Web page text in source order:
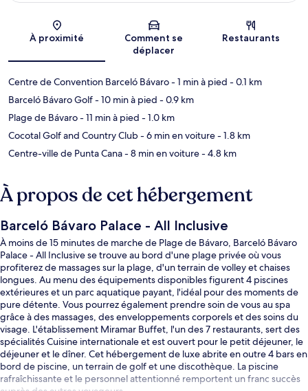
À proximité
Comment se
déplacer
Restaurants
Centre de Convention Barceló Bávaro- 1 min à pied - 0.1 km
Barceló Bávaro Golf- 10 min à pied - 0.9 km
Plage de Bávaro- 11 min à pied - 1.0 km
Cocotal Golf and Country Club- 6 min en voiture- 1.8 km
Centre-ville de Punta Cana- 8 min en voiture- 4.8 km
À propos de cet hébergement
Barceló Bávaro Palace - All Inclusive
À moins de 15 minutes de marche de Plage de Bávaro, Barceló Bávaro
Palace - All Inclusive se trouve au bord d'une plage privée où vous
profiterez de massages sur la plage, d'un terrain de volley et chaises
longues. Au menu des équipements disponibles figurent 4 piscines
extérieures et un parc aquatique payant, l'idéal pour des moments de
pure détente. Vous pourrez également prendre soin de vous au spa
grâce à des massages, des enveloppements corporels et des soins du
visage. L'établissement Miramar Buffet, l'un des 7 restaurants, sert des
spécialités Cuisine internationale et est ouvert pour le petit déjeuner, le
déjeuner et le dîner. Cet hébergement de luxe abrite en outre 4 bars en
bord de piscine, un terrain de golf et une discothèque. La piscine
rafraîchissante et le personnel attentionné remportent un franc succès